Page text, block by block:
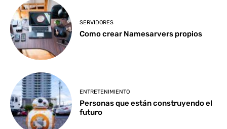
SERVIDORES
Como crear Namesarvers propios
ENTRETENIMIENTO
Personas que están construyendo el
futuro